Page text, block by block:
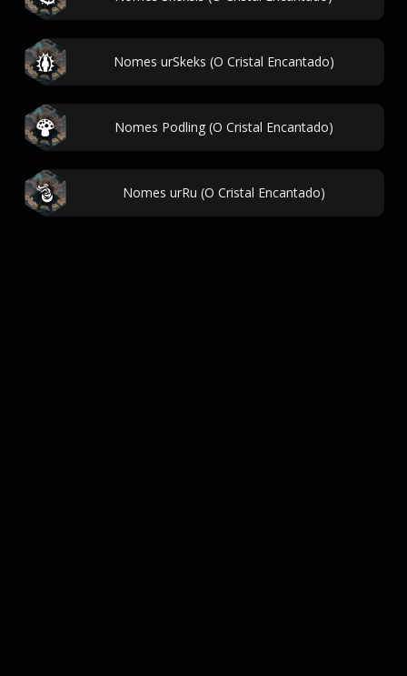
Nomes urSkeks (O Cristal Encantado)
Nomes Podling (O Cristal Encantado)
Nomes urRu (O Cristal Encantado)